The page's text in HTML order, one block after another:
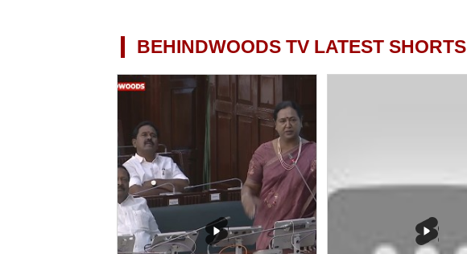
BEHINDWOODS TV LATEST SHORTS